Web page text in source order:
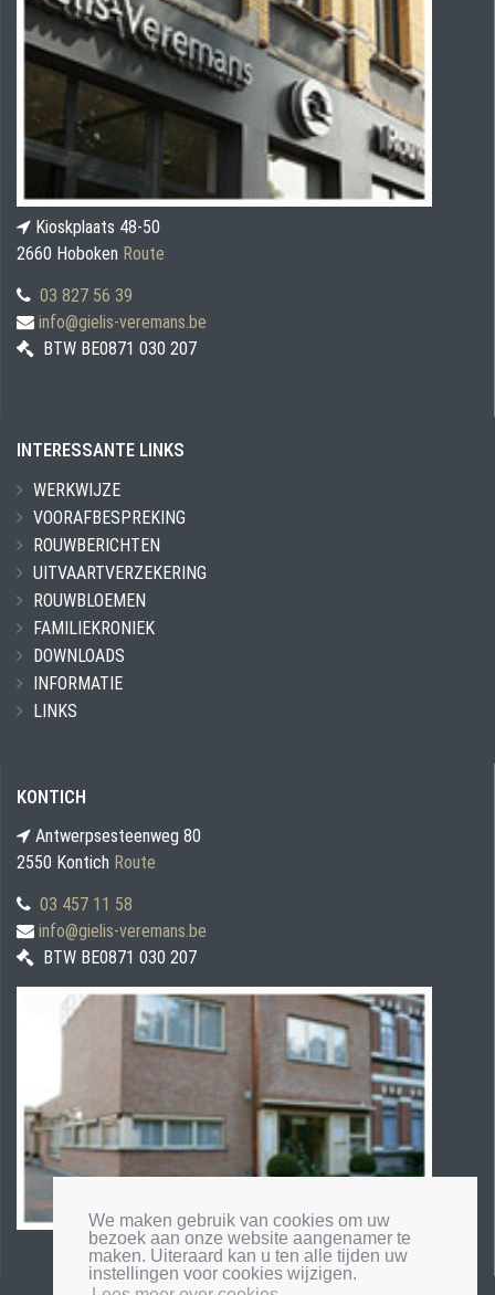
We maken gebruik van cookies om uw
bezoek aan onze website aangenamer te
maken. Uiteraard kan u ten alle tijden uw
instellingen voor cookies wijzigen.
Kioskplaats 48-50
2660 Hoboken Route
03 827 56 39
info@gielis-veremans.be
BTW BE0871 030 207
INTERESSANTE LINKS
WERKWIJZE
VOORAFBESPREKING
ROUWBERICHTEN
UITVAARTVERZEKERING
ROUWBLOEMEN
FAMILIEKRONIEK
DOWNLOADS
INFORMATIE
LINKS
KONTICH
Antwerpsesteenweg 80
2550 Kontich Route
03 457 11 58
info@gielis-veremans.be
BTW BE0871 030 207